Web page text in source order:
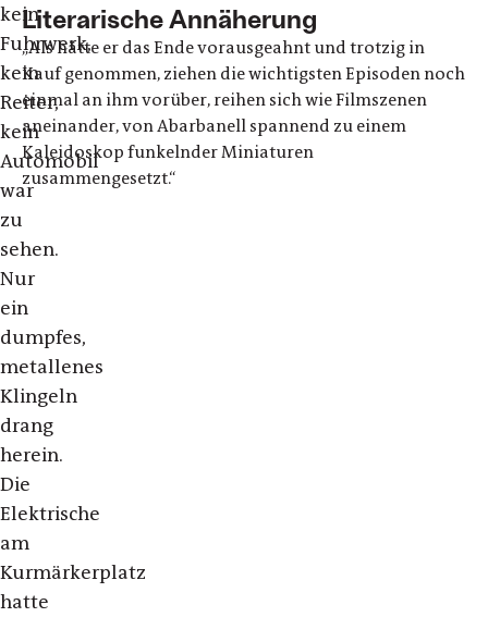
kein
Fuhrwerk,
kein
Reiter,
kein
Automobil
war
zu
sehen.
Nur
ein
dumpfes,
metallenes
Klingeln
drang
herein.
Die
Elektrische
am
Kurmärkerplatz
hatte
Literarische Annäherung
„Als hätte er das Ende vorausgeahnt und trotzig in
Kauf genommen, ziehen die wichtigsten Episoden noch
einmal an ihm vorüber, reihen sich wie Filmszenen
aneinander, von Abarbanell spannend zu einem
Kaleidoskop funkelnder Miniaturen
zusammengesetzt.“